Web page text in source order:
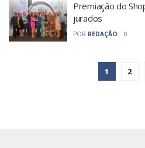
Premiação do
jurados
POR REDAÇÃO 0
1 2